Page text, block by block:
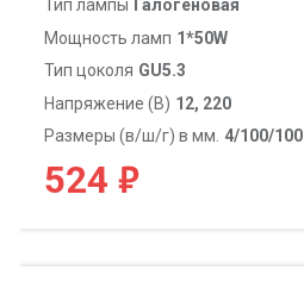
Тип лампы Галогеновая
Мощность ламп 1*50W
Тип цоколя GU5.3
Напряжение (В) 12, 220
Размеры (в/ш/г) в мм. 4/100/100
524 ₽